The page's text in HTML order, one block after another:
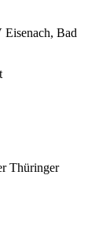
Bad
Thüringer